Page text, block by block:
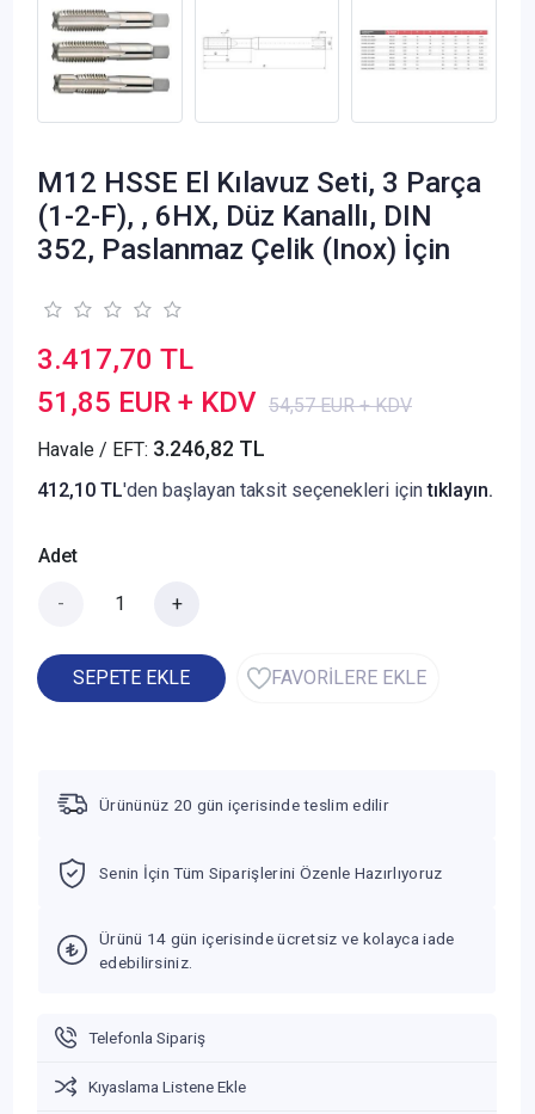
M12 HSSE El Kılavuz Seti, 3 Parça
(1-2-F), , 6HX, Düz Kanallı, DIN
352, Paslanmaz Çelik (Inox) İçin
3.417,70 TL
51,85 EUR + KDV 54,57 EUR + KDV
Havale / EFT: 3.246,82 TL
412,10 TL'den başlayan taksit seçenekleri içintıklayın.
Adet
- +
SEPETE EKLE FAVORİLERE EKLE
Ürününüz 20 gün içerisinde teslim edilir
Senin İçin Tüm Siparişlerini Özenle Hazırlıyoruz
Ürünü 14 gün içerisinde ücretsiz ve kolayca iade
edebilirsiniz.
Telefonla Sipariş
Kıyaslama Listene Ekle